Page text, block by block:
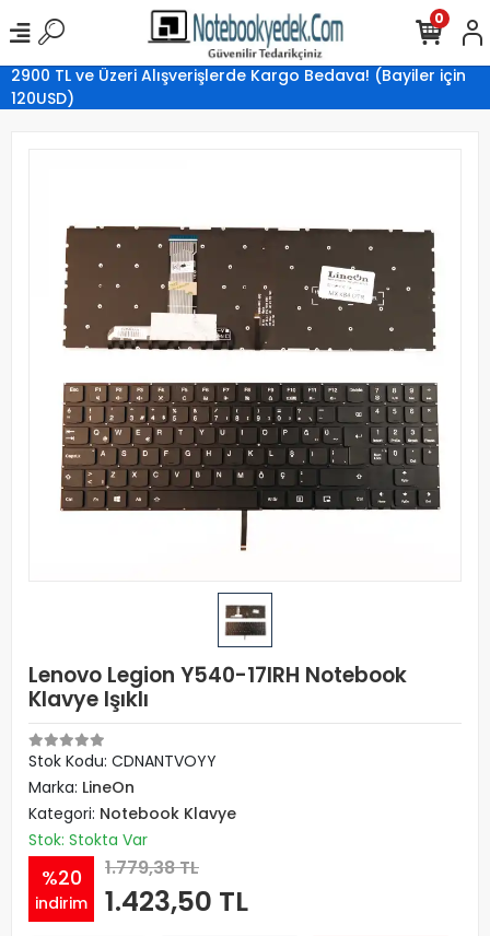
2900 TL ve Üzeri Alışverişlerde Kargo Bedava! (Bayiler için
120USD)
0
Lenovo Legion Y540-17IRH Notebook
Klavye Işıklı
Stok Kodu: CDNANTVOYY
Marka: LineOn
Kategori: Notebook Klavye
Stok: Stokta Var
%20
indirim
1.779,38 TL
1.423,50 TL